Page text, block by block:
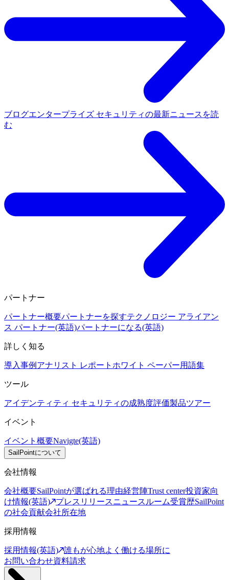
ブログエンタープライズ セキュリティの最新ニュースを読
む
パートナー
パートナー概要パートナーを探すテクノロジー アライアン
ス パートナー(英語)パートナーになる(英語)
詳しく知る
導入事例 アナリスト レポート ホワイト ペーパー用語集
ツール
アイデンティティ セキュリティの成熟度評価製品ツアー
イベント
イベント概要Navigte(英語)
SailPointについて
会社情報
会社概要SailPointが選ばれる理由経営陣Trust center投資家向
け情報(英語)
プレスリリースニュースルーム受賞歴SailPoint
の社会貢献会社所在地
採用情報
採用情報(英語)
誰もが心地よく働ける場所に
お問い合わせ資料請求